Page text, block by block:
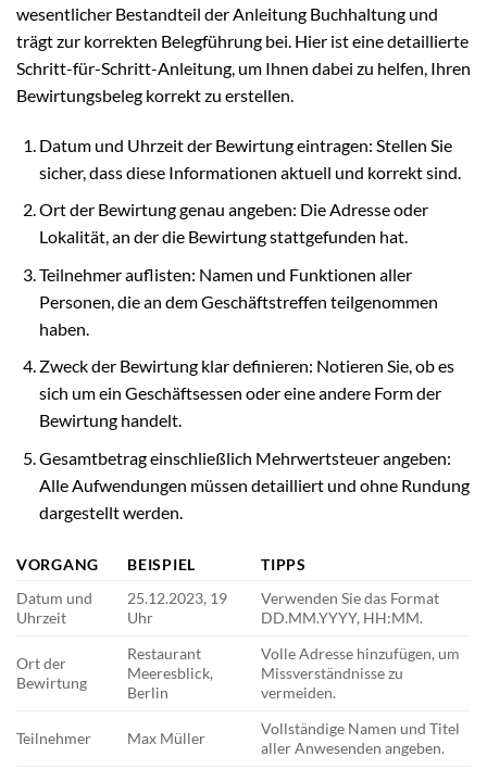
wesentlicher Bestandteil der Anleitung Buchhaltung und
trägt zur korrekten Belegführung bei. Hier ist eine detaillierte
Schritt-für-Schritt-Anleitung, um Ihnen dabei zu helfen, Ihren
Bewirtungsbeleg korrekt zu erstellen.
Datum und Uhrzeit der Bewirtung eintragen: Stellen Sie
sicher, dass diese Informationen aktuell und korrekt sind.
Ort der Bewirtung genau angeben: Die Adresse oder
Lokalität, an der die Bewirtung stattgefunden hat.
Teilnehmer auflisten: Namen und Funktionen aller
Personen, die an dem Geschäftstreffen teilgenommen
haben.
Zweck der Bewirtung klar definieren: Notieren Sie, ob es
sich um ein Geschäftsessen oder eine andere Form der
Bewirtung handelt.
Gesamtbetrag einschließlich Mehrwertsteuer angeben:
Alle Aufwendungen müssen detailliert und ohne Rundung
dargestellt werden.
VORGANG BEISPIEL
TIPPS
Datum und
Uhrzeit
25.12.2023, 19
Uhr
Verwenden Sie das Format
DD.MM.YYYY, HH:MM.
Ort der
Bewirtung
Restaurant
Meeresblick,
Berlin
Volle Adresse hinzufügen, um
Missverständnisse zu
vermeiden.
Teilnehmer Max Müller
Vollständige Namen und Titel
aller Anwesenden angeben.